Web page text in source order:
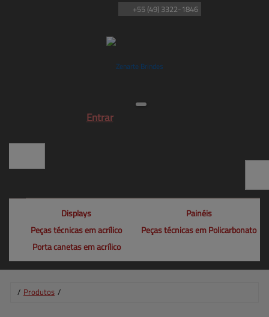
Entrar
+55 (49) 3322-1846
Displays
Painéis
Peças técnicas em acrílico
Peças técnicas em Policarbonato
Porta canetas em acrílico
/ Produtos /